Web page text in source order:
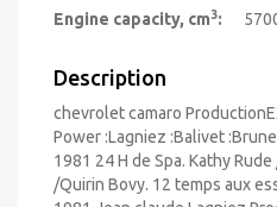
Engine capacity, cm3:
Description
chevrolet camaro
Power :Lagniez :Balivet
1981 24 H de Spa. Kathy
/Quirin Bovy. 12 temps aux